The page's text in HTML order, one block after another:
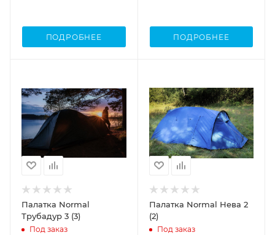
ПОДРОБНЕЕ ПОДРОБНЕЕ
Палатка Normal
Трубадур 3 (3)
Под заказ
Палатка Normal Нева 2
(2)
Под заказ